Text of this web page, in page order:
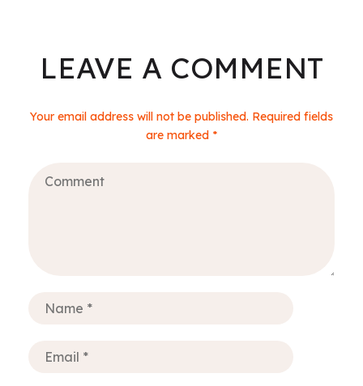
LEAVE A COMMENT
Your email address will not be published. Required fields
are marked *